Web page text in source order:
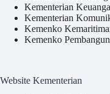
Kementerian
Kementerian
Kemenko
Kemenko
Website Kementerian